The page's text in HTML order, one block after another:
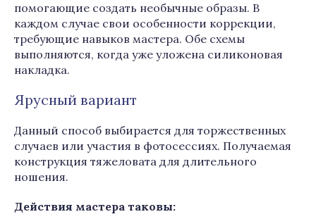
помогающие создать необычные образы. В
каждом случае свои особенности коррекции,
требующие навыков мастера. Обе схемы
выполняются, когда уже уложена силиконовая
накладка.
Ярусный вариант
Данный способ выбирается для торжественных
случаев или участия в фотосессиях. Получаемая
конструкция тяжеловата для длительного
ношения.
Действия мастера таковы: